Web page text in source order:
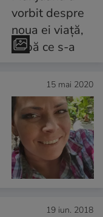
15 mai 2020
19 iun. 2018